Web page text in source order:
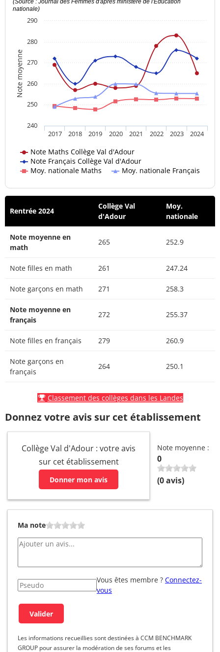
Note moyenne
(Source : Journal des Femmes d'après ministère de l'Education
nationale)
Note Maths Collège Val d'Adour
Note Français Collège Val d'Adour
Moy. nationale Maths
Moy. nationale Français
2017 2018 2019 2020 2021 2022 2023 2024
240
250
260
270
280
290
Rentrée 2024
Collège Val
d'Adour
Moy.
nationale
Note moyenne en
math
265 252.9
Note filles en math 261 247.24
Note garçons en math 271 258.3
Note moyenne en
français
272 255.37
Note filles en français 279 260.9
Note garçons en
français
264 250.1
Classement des collèges dans les Landes
Donnez votre avis sur cet établissement
Collège Val d'Adour : votre avis
sur cet établissement
Donner mon avis
Note moyenne :
0
(0avis)
Ma note
Vous êtes membre ? Connectez-
vous
Les informations recueillies sont destinées à CCM BENCHMARK
GROUP pour assurer la modération de ses forums et les